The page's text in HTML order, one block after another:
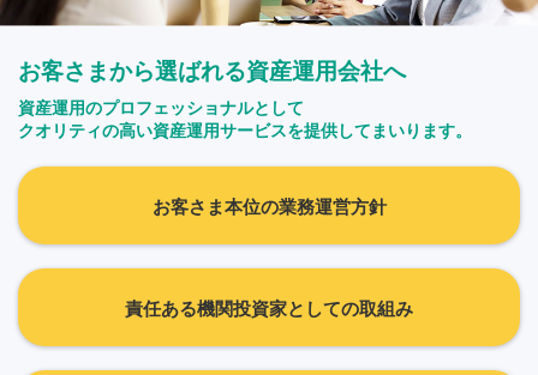
お客さまから選ばれる資産運用会社へ
資産運用のプロフェッショナルとして
クオリティの高い資産運用サービスを提供してまいります。
お客さま本位の業務運営方針
責任ある機関投資家としての取組み